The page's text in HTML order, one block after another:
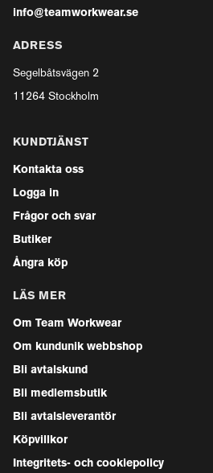
info@teamworkwear.se
ADRESS
Segelbåtsvägen 2
11264 Stockholm
KUNDTJÄNST
Kontakta oss
Logga in
Frågor och svar
Butiker
Ångra köp
LÄS MER
Om Team Workwear
Om kundunik webbshop
Bli avtalskund
Bli medlemsbutik
Bli avtalsleverantör
Köpvillkor
Integritets- och cookiepolicy